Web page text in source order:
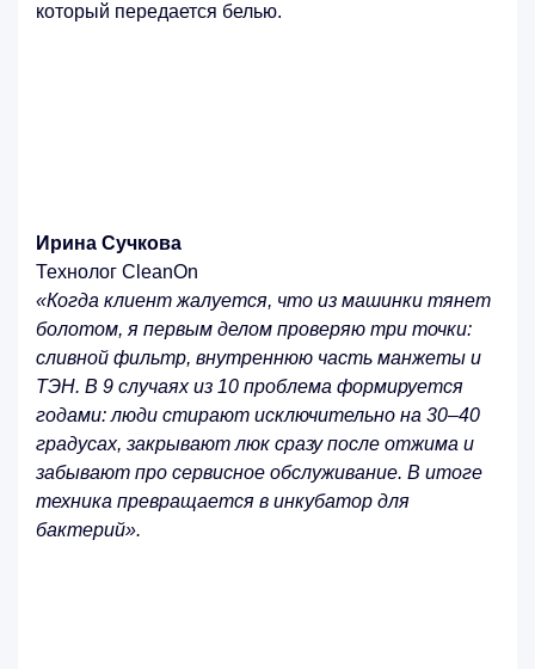
который передается белью.
Ирина Сучкова
Технолог CleanOn
«Когда клиент жалуется, что из машинки тянет
болотом, я первым делом проверяю три точки:
сливной фильтр, внутреннюю часть манжеты и
ТЭН. В 9 случаях из 10 проблема формируется
годами: люди стирают исключительно на 30–40
градусах, закрывают люк сразу после отжима и
забывают про сервисное обслуживание. В итоге
техника превращается в инкубатор для
бактерий».